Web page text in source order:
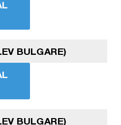
BULGARE)
BULGARE)